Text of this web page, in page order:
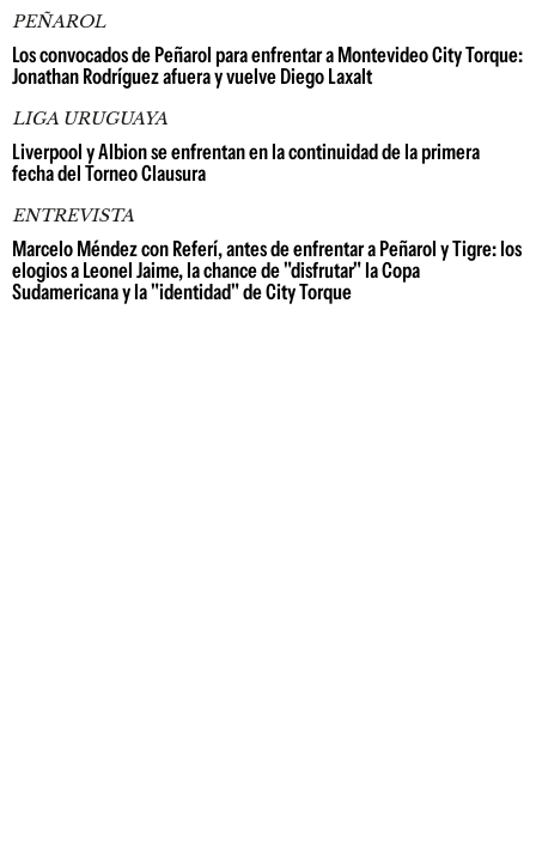
PEÑAROL
Los convocados de Peñarol para enfrentar a Montevideo City Torque:
Jonathan Rodríguez afuera y vuelve Diego Laxalt
LIGA URUGUAYA
Liverpool y Albion se enfrentan en la continuidad de la primera
fecha del Torneo Clausura
ENTREVISTA
Marcelo Méndez con Referí, antes de enfrentar a Peñarol y Tigre: los
elogios a Leonel Jaime, la chance de "disfrutar" la Copa
Sudamericana y la "identidad" de City Torque